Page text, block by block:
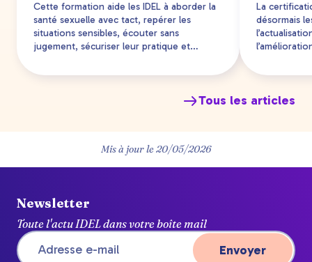
Cette formation aide les IDEL à aborder la
santé sexuelle avec tact, repérer les
situations sensibles, écouter sans
jugement, sécuriser leur pratique et
professionnels adaptés.
La
désormais
les
Tous les articles
Mis à jour le20/05/2026
Newsletter
Toute l'actu IDEL dans votre boîte mail